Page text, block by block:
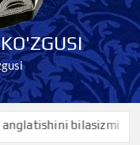
bilasizmi